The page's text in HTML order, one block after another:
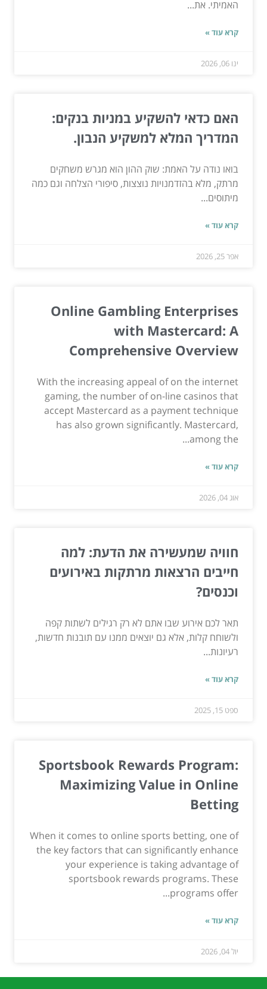
האמיתי. את...
קרא עוד »
ינו 06, 2026
האם כדאי להשקיע במניות בנקים:
המדריך המלא למשקיע הנבון.
בואו נודה על האמת: שוק ההון הוא מגרש משחקים
מרתק, מלא בהזדמנויות נוצצות, סיפורי הצלחה וגם כמה
מיתוסים...
קרא עוד »
אפר 25, 2026
Online Gambling Enterprises
with Mastercard: A
Comprehensive Overview
With the increasing appeal of on the internet
gaming, the number of on-line casinos that
accept Mastercard as a payment technique
has also grown significantly. Mastercard,
among the...
קרא עוד »
אוג 04, 2026
חוויה שמעשירה את הדעת: למה
חייבים הרצאות מרתקות באירועים
וכנסים?
תאר לכם אירוע שבו אתם לא רק רגילים לשתות קפה
ולשוחח קלות, אלא גם יוצאים ממנו עם תובנות חדשות,
רעיונות...
קרא עוד »
ספט 15, 2025
Sportsbook Rewards Program:
Maximizing Value in Online
Betting
When it comes to online sports betting, one of
the key factors that can significantly enhance
your experience is taking advantage of
sportsbook rewards programs. These
programs offer...
קרא עוד »
יול 04, 2026